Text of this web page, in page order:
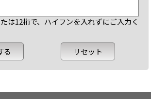
は12桁で、ハイフンを入れずにご入力く